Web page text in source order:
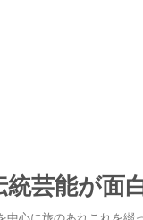
芸能が面